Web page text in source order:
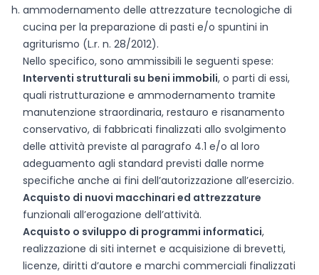
ammodernamento delle attrezzature tecnologiche di
cucina per la preparazione di pasti e/o spuntini in
agriturismo (L.r. n. 28/2012).
Nello specifico, sono ammissibili le seguenti spese:
Interventi strutturali su beni immobili, o parti di essi,
quali ristrutturazione e ammodernamento tramite
manutenzione straordinaria, restauro e risanamento
conservativo, di fabbricati finalizzati allo svolgimento
delle attività previste al paragrafo 4.1 e/o al loro
adeguamento agli standard previsti dalle norme
specifiche anche ai fini dell’autorizzazione all’esercizio.
Acquisto di nuovi macchinari ed attrezzature
funzionali all’erogazione dell’attività.
Acquisto o sviluppo di programmi informatici,
realizzazione di siti internet e acquisizione di brevetti,
licenze, diritti d’autore e marchi commerciali finalizzati